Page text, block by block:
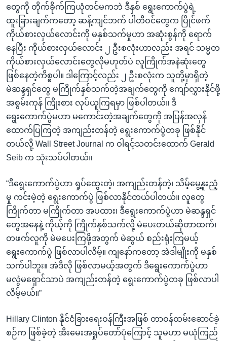
တွေကို တိုက်ခိုက်ကြယုံတင်မကဘဲ ဒီနှစ် ရွေးကောက်ပွဲရဲ့
ထူးခြားချက်ကတော့ ဆန့်ကျင်ဘက် ပါတီဝင်တွေက ပြိုင်ဖက်
ကိုယ်စားလှယ်လောင်းကို မနှစ်သက်မှုဟာ အဆုံးစွန်ကို ရောက်
နေပြီး ကိုယ်စားလှယ်လောင်း ၂ ဦးစလုံးဟာလည်း အရင် သမ္မတ
ကိုယ်စားလှယ်လောင်းတွေလိုမဟုတ်ပဲ လူကြိုက်အနဲဆုံးတွေ
ဖြစ်နေတဲ့ကိစ္စပါ။ ဒါကြောင့်လည်း ၂ ဦးစလုံးက သူတို့မှာရှိတဲ့
မဲဆန္ဒရှင်တွေ မကြိုက်နှစ်သက်တဲ့အချက်တွေကို ကျော်လွှားနိုင်ဖို့
အစွမ်းကုန် ကြိုးစား လုပ်ယူကြရမှာ ဖြစ်ပါတယ်။ ဒီ
ရွေးကောက်ပွဲမဟာ မကောင်းတဲ့အချက်တွေကို အပြန်အလှန်
ထောက်ပြကြတဲ့ အကျည်းတန်တဲ့ ရွေးကောက်ပွဲတခု ဖြစ်နိုင်
တယ်လို့ Wall Street Journal က ဝါရင့်သတင်းထောက် Gerald
Seib က သုံးသပ်ပါတယ်။
“ဒီရွေးကောက်ပွဲဟာ ရှုပ်ထွေးတဲ့၊ အကျည်းတန်တဲ့၊ သိမ့်မွေ့နူးညံ့
မှု ကင်းမဲ့တဲ့ ရွေးကောက်ပွဲ ဖြစ်လာနိုင်တယ်ပါတယ်။ လူတွေ
ကြိုက်တာ မကြိုက်တာ အပထား၊ ဒီရွေးကောက်ပွဲဟာ မဲဆန္ဒရှင်
တွေအနေနဲ့ ကိုယ့်ကို ကြိုက်နှစ်သက်လို့ မဲပေးတယ်ဆိုတာထက်၊
တဖက်လူကို မဲမပေးကြဖို့အတွက် မဲဆွယ် စည်းရုံးကြမယ့်
ရွေးကောက်ပွဲ ဖြစ်လာပါလိမ့်။ ကျနော်ကတော့ အဲဒါမျိုးကို မနှစ်
သက်ပါဘူး။ အဲဒီလို ဖြစ်လာမယ့်အတွက် ဒီရွေးကောက်ပွဲဟာ
မလွဲမရှောင်သာပဲ အကျည်းတန်တဲ့ ရွေးကောက်ပွဲတခု ဖြစ်လာပါ
လိမ့်မယ်။”
Hillary Clinton နိုင်ငံခြားရေးဝန်ကြီးအဖြစ် တာဝန်ထမ်းဆောင်ခဲ့
စဉ်က ဖြစ်ခဲ့တဲ့ အီးမေးအရှုပ်တော်ပုံကြောင့် သူမဟာ မယုံကြည်